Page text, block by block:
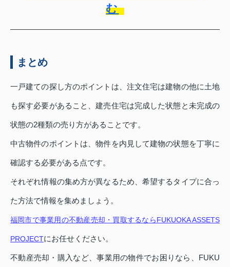
む
まとめ
一戸建ての探し方のポイントは、注文住宅は建物の他に土地
も探す必要があること、建売住宅は完成した状態と未完成の
状態の2種類の売り方があることです。
中古物件のポイントは、物件を内見して建物の状態を丁寧に
確認する必要がある点です。
それぞれ情報の集め方が異なるため、希望するタイプに合っ
た方法で情報を集めましょう。
福岡市で事業用の不動産売却・買取するならFUKUOKA ASSETS
PROJECTにお任せください。
不動産売却・購入など、事業用の物件でお困りなら、FUKU